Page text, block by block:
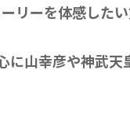
リーを体感した
に山幸彦や神武天